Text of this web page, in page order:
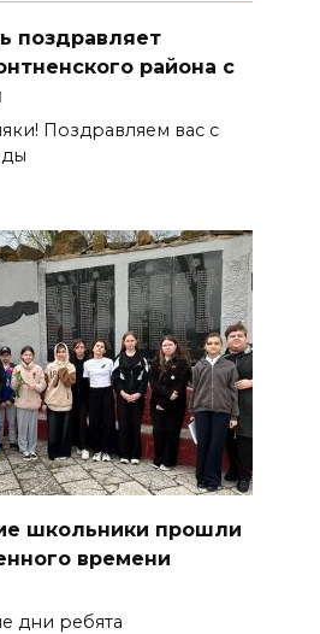
поздравляет
района с
Поздравляем вас с
школьники прошли
времени
дни ребята